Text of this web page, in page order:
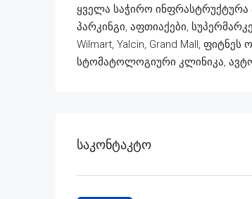
ყველა საჭირო ინფრასტრუქტურა
პარკინგი, აფთიაქები,
Wilmart, Yalcin, Grand Mall,
სტომატოლოგიური კლინიკა,
Საკონტაკტო